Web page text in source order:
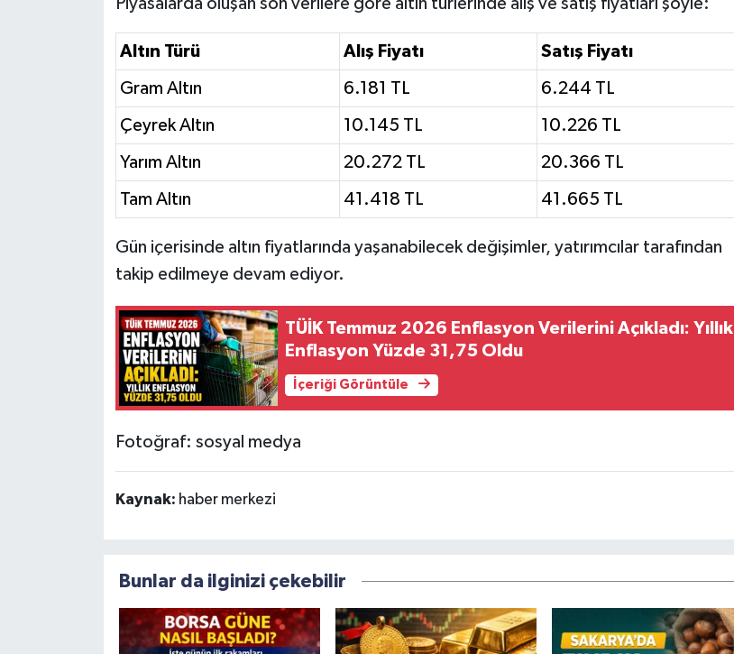
Altın Türü Alış Fiyatı Satış Fiyatı
Gram Altın 6.181 TL 6.244 TL
Çeyrek Altın 10.145 TL 10.226 TL
Yarım Altın 20.272 TL 20.366 TL
Tam Altın 41.418 TL 41.665 TL
Gün içerisinde altın fiyatlarında yaşanabilecek değişimler, yatırımcılar tarafından
takip edilmeye devam ediyor.
TÜİK Temmuz 2026 Enflasyon Verilerini Açıkladı: Yıllık
Enflasyon Yüzde 31,75 Oldu
İçeriği Görüntüle
Fotoğraf: sosyal medya
Kaynak: haber merkezi
Bunlar da ilginizi çekebilir